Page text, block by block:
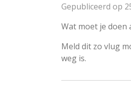
Gepubliceerd op
Wat moet je
Meld dit zo vlug
weg is.